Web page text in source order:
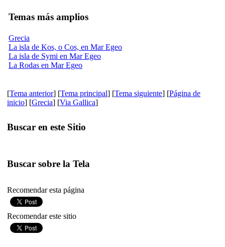
Temas más amplios
Grecia
La isla de Kos, o Cos, en Mar Egeo
La isla de Symi en Mar Egeo
La Rodas en Mar Egeo
[Tema anterior] [Tema principal] [Tema siguiente] [Página de
inicio] [Grecia] [Via Gallica]
Buscar en este Sitio
Buscar sobre la Tela
Recomendar esta página
Recomendar este sitio